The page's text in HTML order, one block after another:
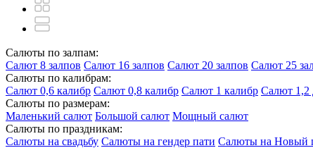
Салюты по залпам:
Салют 8 залпов Салют 16 залпов Салют 20 залпов Салют 25
Салюты по калибрам:
Салют 0,6 калибр Салют 0,8 калибр Салют 1 калибр Салют 1,2
Салюты по размерам:
Маленький салют Большой салют Мощный салют
Салюты по праздникам:
Салюты на свадьбу Салюты на гендер пати Салюты на Новый